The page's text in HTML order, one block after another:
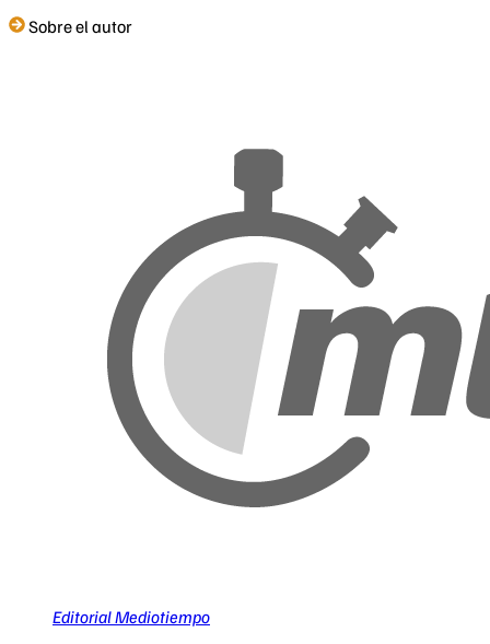
Sobre el autor
Editorial Mediotiempo